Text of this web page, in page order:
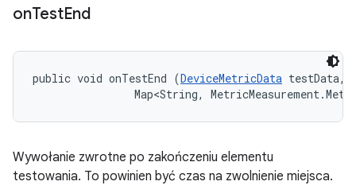
onTestEnd
public void onTestEnd (DeviceMetricData testData,
Map<String,
Wywołanie zwrotne po zakończeniu elementu
testowania. To powinien być czas na zwolnienie miejsca.